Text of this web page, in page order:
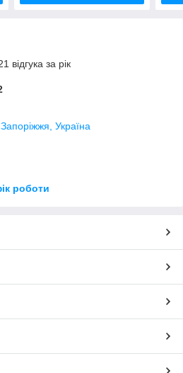
відгука за рік
Україна
роботи